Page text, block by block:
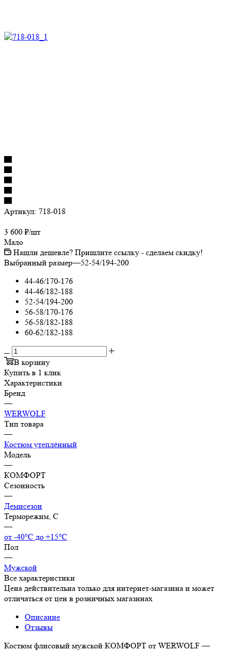
Артикул: 718-018
3 600 ₽/шт
Мало
Нашли дешевле? Пришлите ссылку - сделаем скидку!
Выбранный размер—52-54/194-200
44-46/170-176
44-46/182-188
52-54/194-200
56-58/170-176
56-58/182-188
60-62/182-188
В корзину
Купить в 1 клик
Характеристики
Бренд
—
WERWOLF
Тип товара
—
Костюм утеплённый
Модель
—
КОМФОРТ
Сезонность
—
Демисезон
Терморежим, C
—
от -40°С до +15°С
Пол
—
Мужской
Все характеристики
Цена действительна только для интернет-магазина и может
отличаться от цен в розничных магазинах
Описание
Отзывы
Костюм флисовый мужской КОМФОРТ от WERWOLF —